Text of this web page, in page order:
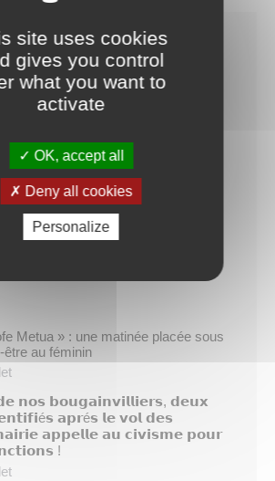
de l’HDV le dimanche matin
d’emploi de Papeete intègrent le
AMO
𝒅𝒆 𝑷𝒂𝒑𝒆𝒆𝒕𝒆 𝒂𝒖𝒙 𝒄𝒐̂𝒕𝒆́𝒔 𝒅𝒖
𝒆𝒏 𝒓𝒆𝒏𝒇𝒐𝒓𝒕 𝒅𝒆𝒔 𝒆́𝒒𝒖𝒊𝒑𝒆𝒔
𝘀𝘂𝗿 𝗹𝗮 𝗳𝗶𝗹𝗶è𝗿𝗲
Metua » : une matinée placée sous
être au féminin
𝗻𝗼𝘀 𝗯𝗼𝘂𝗴𝗮𝗶𝗻𝘃𝗶𝗹𝗹𝗶𝗲𝗿𝘀, 𝗱𝗲𝘂𝘅
𝗮𝗽𝗿é𝘀 𝗹𝗲 𝘃𝗼𝗹 𝗱𝗲𝘀
𝗮𝗽𝗽𝗲𝗹𝗹𝗲 𝗮𝘂 𝗰𝗶𝘃𝗶𝘀𝗺𝗲 𝗽𝗼𝘂𝗿
!
site uses cookies
gives you control
what you want to
activate
OK, accept all
Deny all cookies
Personalize